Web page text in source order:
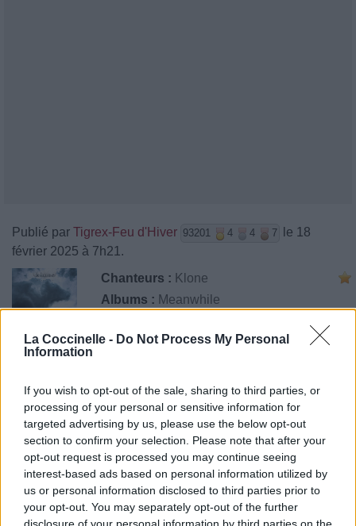
La Coccinelle - Do Not Process My Personal
Information
If you wish to opt-out of the sale, sharing to third parties, or
processing of your personal or sensitive information for
targeted advertising by us, please use the below opt-out
section to confirm your selection. Please note that after your
opt-out request is processed you may continue seeing
interest-based ads based on personal information utilized by
us or personal information disclosed to third parties prior to
your opt-out. You may separately opt-out of the further
Publié par Tigrex-Feu d'Hiver 93201 4 4 7
le 18
février 2025 à 7h21.
Chanteurs : Klone
Albums : Meanwhile
Commentaires
Pour prolonger le plaisir musical :
Vous aimez chanter, apprenez la guitare chez